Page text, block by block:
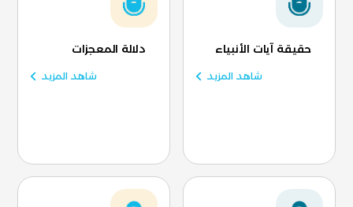
حقيقة آيات الأنبياء
شاهد المزيد
دلالة المعجزات
شاهد المزيد